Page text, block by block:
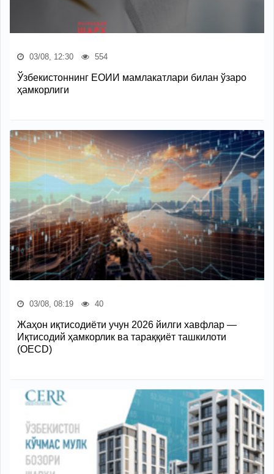
03/08, 12:30 554
Ўзбекистоннинг ЕОИИ мамлакатлари билан ўзаро
ҳамкорлиги
03/08, 08:19 40
Жаҳон иқтисодиёти учун 2026 йилги хавфлар —
Иқтисодий ҳамкорлик ва тараққиёт ташкилоти
(OECD)